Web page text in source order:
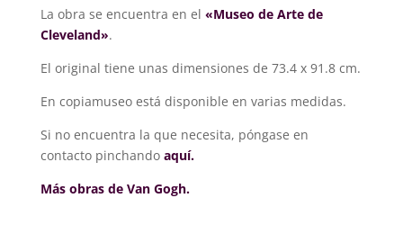
La obra se encuentra en el «Museo de Arte de
Cleveland».
El original tiene unas dimensiones de 73.4 x 91.8 cm.
En copiamuseo está disponible en varias medidas.
Si no encuentra la que necesita, póngase en
contacto pinchando aquí.
Más obras de Van Gogh.